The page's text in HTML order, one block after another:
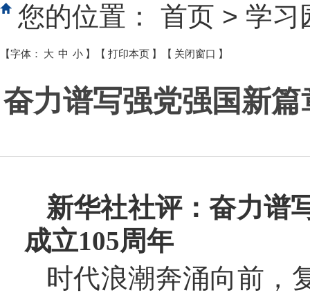
您的位置： 首页 > 学习
【字体： 大 中 小 】 【 打印本页 】 【 关闭窗口 】
奋力谱写强党强国新
新华社社评：奋力谱
成立105周年
时代浪潮奔涌向前，